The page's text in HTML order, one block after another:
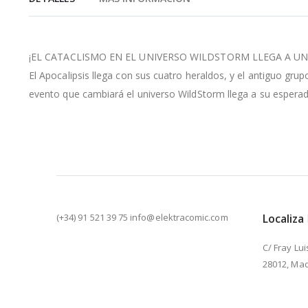
la
imágenes
¡EL CATACLISMO EN EL UNIVERSO WILDSTORM LLEGA A
El Apocalipsis llega con sus cuatro heraldos, y el antiguo
evento que cambiará el universo WildStorm llega a su
(+34) 91 521 39 75 info@elektracomic.com
C/ Fray
28012,